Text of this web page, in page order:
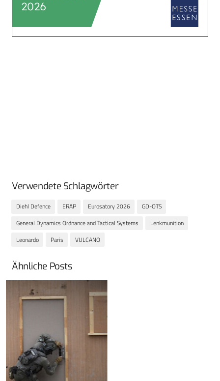
Verwendete Schlagwörter
Diehl Defence ERAP Eurosatory 2026
GD-OTS
General Dynamics Ordnance and Tactical Systems
Lenkmunition
Leonardo
Paris VULCANO
Ähnliche Posts